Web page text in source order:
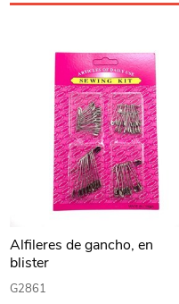
Alfileres de gancho, en
blister
G2861